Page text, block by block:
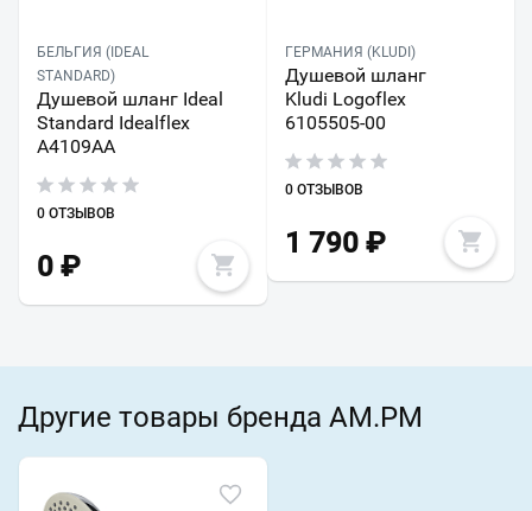
БЕЛЬГИЯ (IDEAL
STANDARD)
Душевой шланг Ideal
Standard Idealflex
A4109AA
0 ОТЗЫВОВ
0 ₽
ГЕРМАНИЯ (KLUDI)
Душевой шланг
Kludi Logoflex
6105505-00
0 ОТЗЫВОВ
1 790₽
Другие товары бренда AM.PM